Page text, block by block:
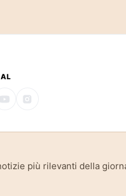
più rilevanti della